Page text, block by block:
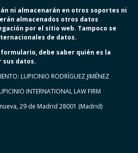
ni almacenarán en otros soportes ni
almacenados otros datos
por el sitio web. Tampoco se
de datos.
debe saber quién es la
sus datos.
LUPICINIO RODRÍGUEZ JIMÉNEZ
INTERNATIONAL LAW FIRM
29 de Madrid 28001 (Madrid)